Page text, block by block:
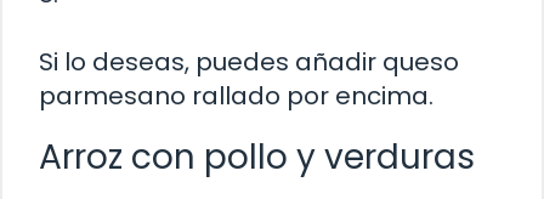
Si lo deseas, puedes añadir queso
parmesano rallado por encima.
Arroz con pollo y verduras